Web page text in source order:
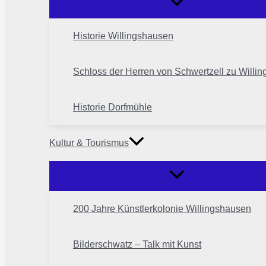
Historie Willingshausen
Schloss der Herren von Schwertzell zu
Historie Dorfmühle
Kultur & Tourismus
200 Jahre Künstlerkolonie Willingshausen
Bilderschwatz – Talk mit Kunst